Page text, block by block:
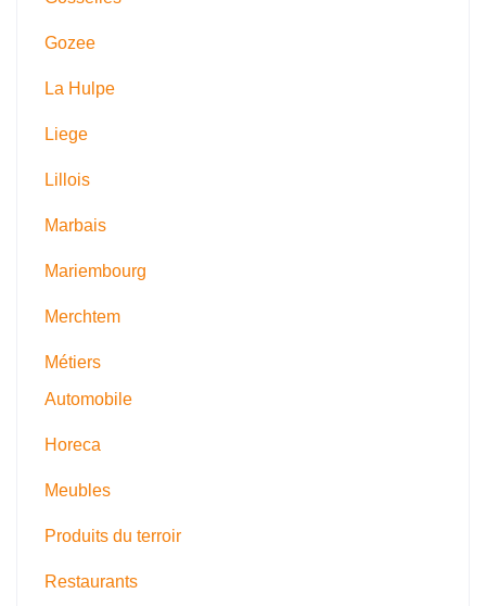
Gozee
La Hulpe
Liege
Lillois
Marbais
Mariembourg
Merchtem
Métiers
Automobile
Horeca
Meubles
Produits du terroir
Restaurants